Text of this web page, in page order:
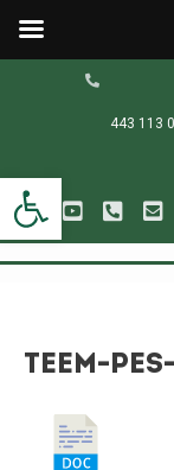
Abrir barra de
contenido
443 113
TEEM-